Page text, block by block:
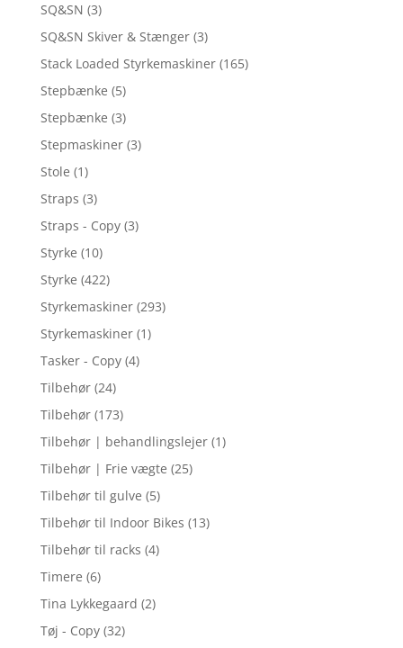
SQ&SN (3)
SQ&SN Skiver & Stænger (3)
Stack Loaded Styrkemaskiner (165)
Stepbænke (5)
Stepbænke (3)
Stepmaskiner (3)
Stole (1)
Straps (3)
Straps - Copy (3)
Styrke (10)
Styrke (422)
Styrkemaskiner (293)
Styrkemaskiner (1)
Tasker - Copy (4)
Tilbehør (24)
Tilbehør (173)
Tilbehør | behandlingslejer (1)
Tilbehør | Frie vægte (25)
Tilbehør til gulve (5)
Tilbehør til Indoor Bikes (13)
Tilbehør til racks (4)
Timere (6)
Tina Lykkegaard (2)
Tøj - Copy (32)